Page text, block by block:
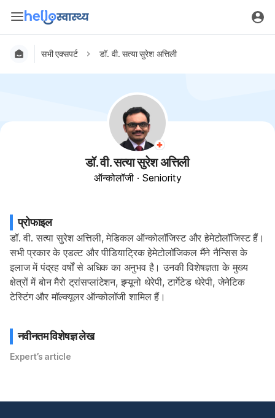
सभी एक्सपर्ट डॉ. वी. सत्या सुरेश अत्तिली
डॉ. वी. सत्या सुरेश अत्तिली
ऑन्कोलॉजी · Seniority
प्रोफाइल
डॉ. वी. सत्या सुरेश अत्तिली, मेडिकल ऑन्कोलॉजिस्ट और हेमेटोलॉजिस्ट हैं।
सभी प्रकार के एडल्ट और पीडियाट्रिक हेमेटोलॉजिकल मैंने नैन्सिस के
इलाज में पंद्रह वर्षों से अधिक का अनुभव है। उनकी विशेषज्ञता के मुख्य
क्षेत्रों में बोन मैरो ट्रांसप्लांटेशन, इम्यूनो थेरेपी, टार्गेटेड थेरेपी, जेनेटिक
टेस्टिंग और मॉल्क्यूलर ऑन्कोलॉजी शामिल हैं।
नवीनतम विशेषज्ञ लेख
Expert’s article